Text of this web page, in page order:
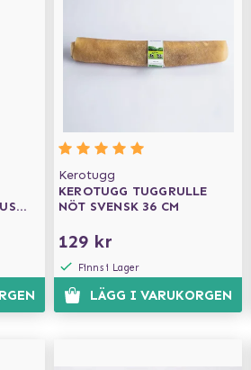
Kerotugg
KEROTUGG TUGGRULLE
NÖT SVENSK 36 CM
129 kr
Finns i Lager
LÄGG I VARUKORGEN